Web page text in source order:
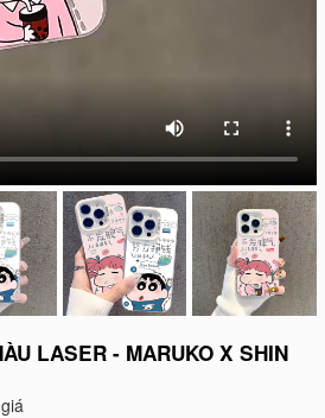
LASER - MARUKO X SHIN